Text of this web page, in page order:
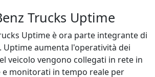
Trucks Uptime
Uptime è ora parte integrante di
Uptime aumenta l'operatività dei
veicolo vengono collegati in rete in
monitorati in tempo reale per